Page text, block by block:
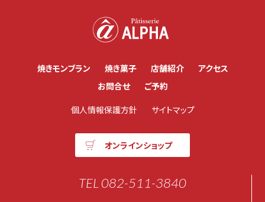
TEL 082-511-3840
焼きモンブラン 焼き菓子 店舗紹介
アクセス
お問合せ
ご予約
個人情報保護方針
サイトマップ
オンラインショップ